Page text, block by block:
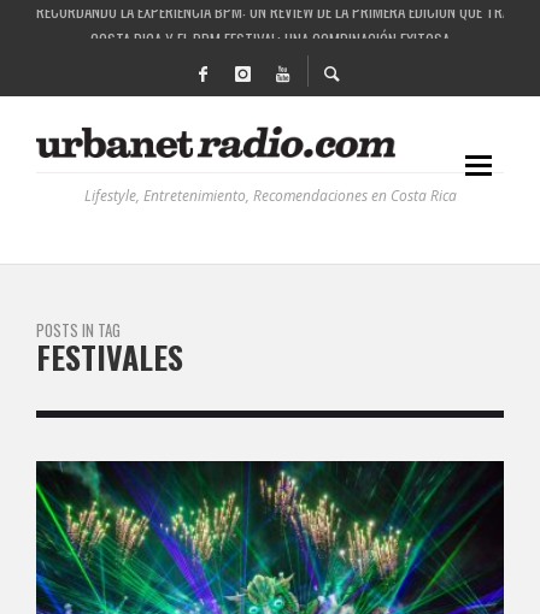
COSTA RICA Y EL BPM FESTIVAL: UNA COMBINACIÓN EXITOSA
RUTAS NATURBANAS: EL PROYECTO QUE ESTÁ TRANSFORMANDO LA CALIDAD DE
LA HISTORIA DETRÁS DE LA MÚSICA ELECTRÓNICA: BBC RADIOPHONIC WORKSHOP
Lifestyle, Entretenimiento, Recomendaciones en Costa Rica
POSTS IN TAG
FESTIVALES